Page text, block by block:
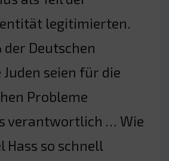
legitimierten.
der Deutschen
seien für die
Probleme
verantwortlich … Wie
Hass so schnell